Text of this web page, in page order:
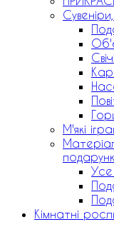
Свічі
М'які
Кімнатні